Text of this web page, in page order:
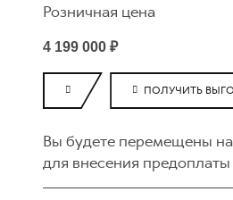
Розничная цена
4 199 000 ₽
ПОЛУЧИТЬ
Вы будете перемещены
для внесения предоплаты